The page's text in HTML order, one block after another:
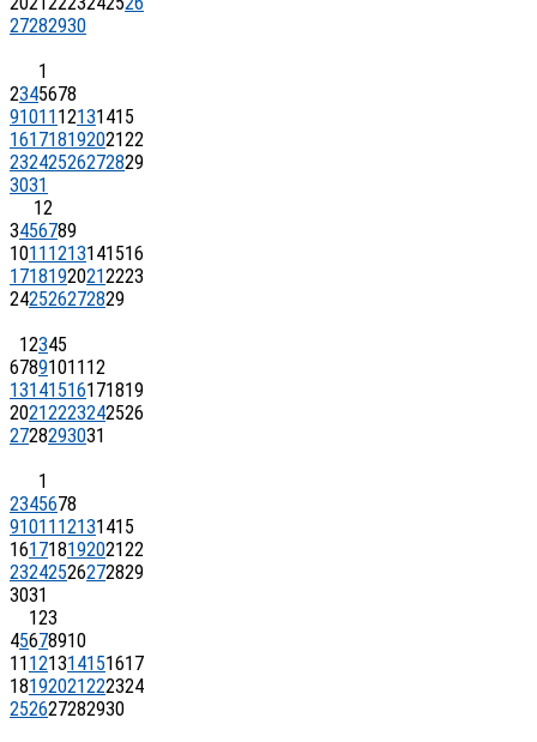
27282930
1
2345678
91011 12131415
16171819202122
23242526272829
3031
12
3456789
1011 1213141516
17181920212223
242526272829
12345
67891011 12
13141516171819
20212223242526
2728293031
1
2345678
91011 12131415
16171819202122
23242526272829
3031
123
45678910
11 121314151617
18192021222324
252627282930